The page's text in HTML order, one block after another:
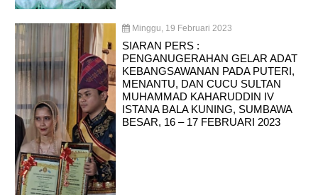
Minggu, 19 Februari 2023
SIARAN PERS :
PENGANUGERAHAN GELAR ADAT
KEBANGSAWANAN PADA PUTERI,
MENANTU, DAN CUCU SULTAN
MUHAMMAD KAHARUDDIN IV
ISTANA BALA KUNING, SUMBAWA
BESAR, 16 – 17 FEBRUARI 2023